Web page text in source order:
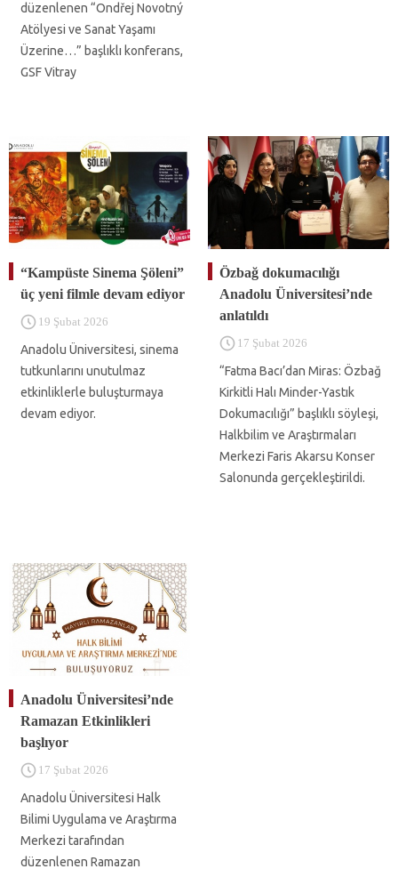
düzenlenen “Ondřej Novotný
Atölyesi ve Sanat Yaşamı
Üzerine…” başlıklı konferans,
GSF Vitray
“Kampüste Sinema Şöleni”
üç yeni filmle devam ediyor
19 Şubat 2026
Anadolu Üniversitesi, sinema
tutkunlarını unutulmaz
etkinliklerle buluşturmaya
devam ediyor.
Özbağ dokumacılığı
Anadolu Üniversitesi’nde
anlatıldı
17 Şubat 2026
“Fatma Bacı’dan Miras: Özbağ
Kirkitli Halı Minder-Yastık
Dokumacılığı” başlıklı söyleşi,
Halkbilim ve Araştırmaları
Merkezi Faris Akarsu Konser
Salonunda gerçekleştirildi.
Anadolu Üniversitesi’nde
Ramazan Etkinlikleri
başlıyor
17 Şubat 2026
Anadolu Üniversitesi Halk
Bilimi Uygulama ve Araştırma
Merkezi tarafından
düzenlenen Ramazan